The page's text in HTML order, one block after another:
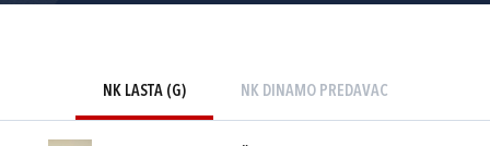
NK LASTA (G) NK DINAMO PREDAVAC